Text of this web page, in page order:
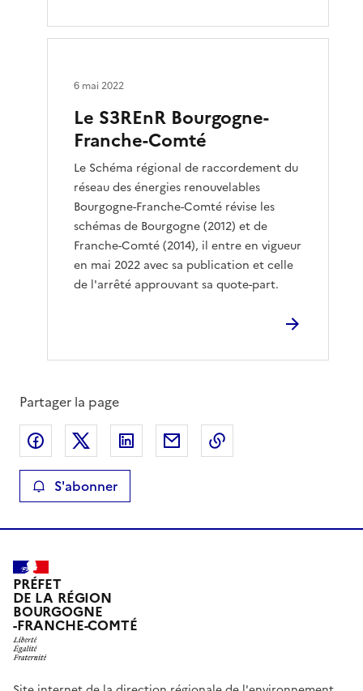
Le S3REnR Bourgogne-
Franche-Comté
Le Schéma régional de raccordement du
réseau des énergies renouvelables
Bourgogne-Franche-Comté révise les
schémas de Bourgogne (2012) et de
Franche-Comté (2014), il entre en vigueur
en mai 2022 avec sa publication et celle
de l'arrêté approuvant sa quote-part.
6 mai 2022
Partager la page
Partager sur Facebook
Partager sur XPartager sur LinkedIn
Partager par email
S'abonner
PRÉFET
DE LA RÉGION
BOURGOGNE
-FRANCHE-COMTÉ